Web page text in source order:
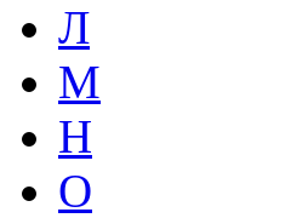
Л
М
Н
О